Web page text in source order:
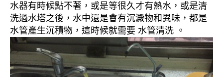
水器有時候點不著，或是等很久才有熱水，或是清
洗過水塔之後，水中還是會有沉澱物和異味，都是
水管產生沉積物，這時候就需要 水管清洗 。